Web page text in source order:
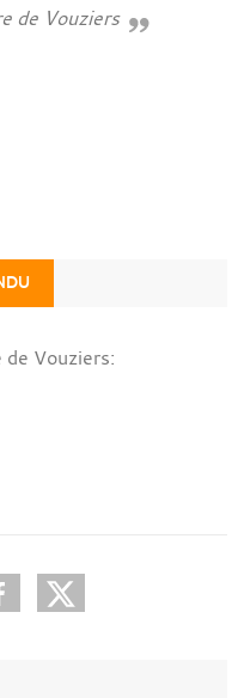
de Vouziers
Vouziers: